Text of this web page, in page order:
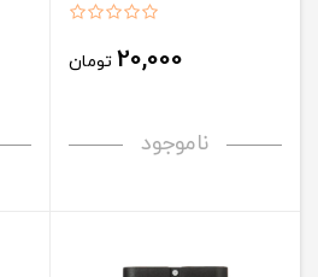
20,000 تومان
ناموجود